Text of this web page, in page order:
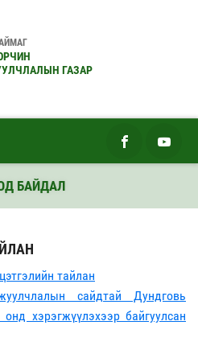
ГАЗАР
БАЙДАЛ
тайлан
сайдтай Дундговь
хэрэгжүүлэхээр байгуулсан